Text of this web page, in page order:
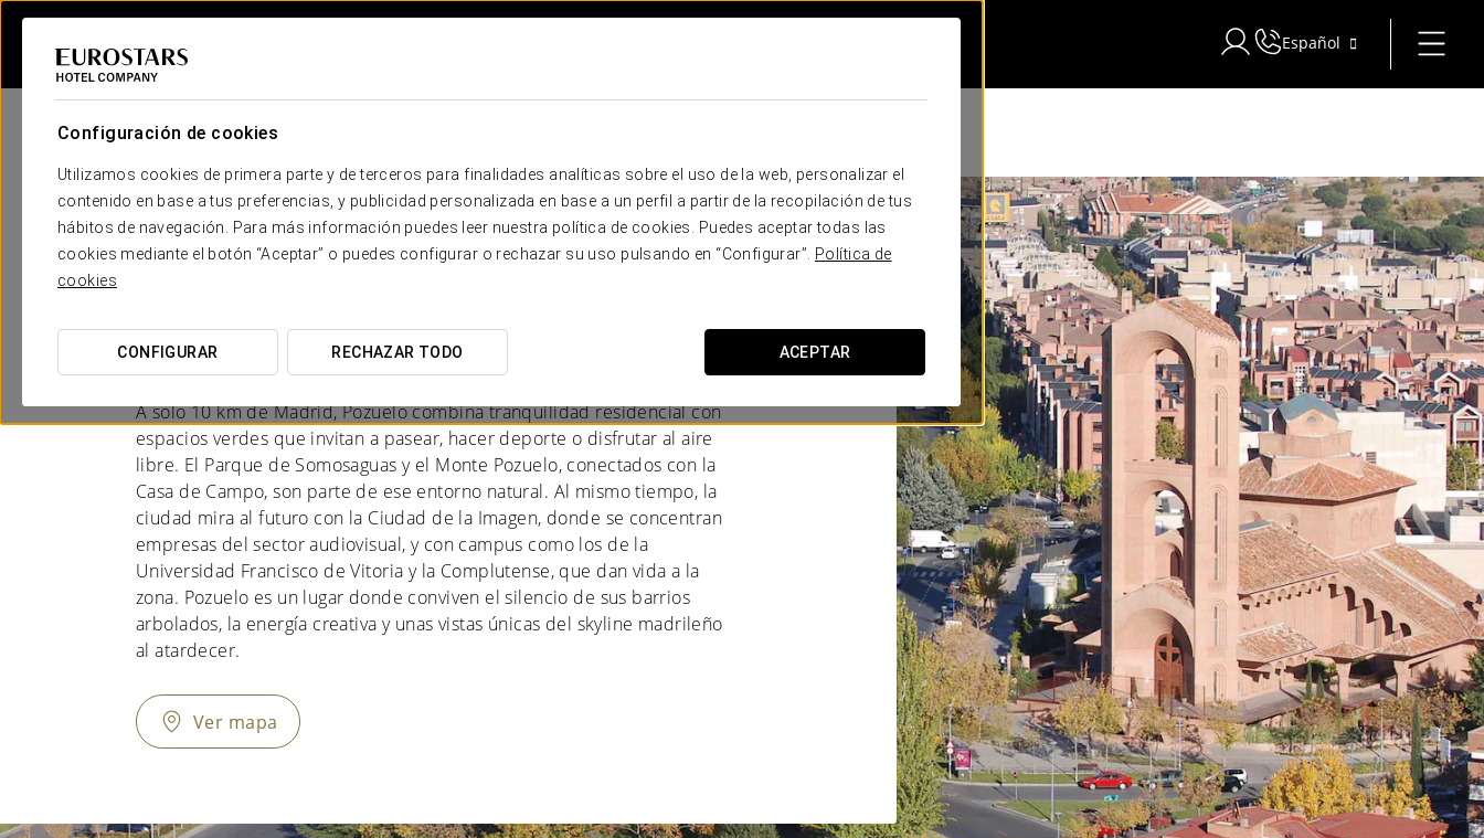
Configuración de cookies
Utilizamos cookies de primera parte y de terceros para finalidades analíticas sobre el uso de la web, personalizar el
contenido en base a tus preferencias, y publicidad personalizada en base a un perfil a partir de la recopilación de tus
hábitos de navegación. Para más información puedes leer nuestra política de cookies. Puedes aceptar todas las
cookies mediante el botón “Aceptar” o puedes configurar o rechazar su uso pulsando en “Configurar”.
Política de
cookies
CONFIGURAR RECHAZAR TODO ACEPTAR
Iniciar sesión en Star Traveler o
Español
Hoteles en Madrid - Pozuelo de
REFUGIO NATURAL A LAS PUERTAS DE MADRID
A solo 10 km de Madrid, Pozuelo combina tranquilidad residencial con
espacios verdes que invitan a pasear, hacer deporte o disfrutar al aire
libre. El Parque de Somosaguas y el Monte Pozuelo, conectados con la
Casa de Campo, son parte de ese entorno natural. Al mismo tiempo, la
ciudad mira al futuro con la Ciudad de la Imagen, donde se concentran
empresas del sector audiovisual, y con campus como los de la
Universidad Francisco de Vitoria y la Complutense, que dan vida a la
zona. Pozuelo es un lugar donde conviven el silencio de sus barrios
arbolados, la energía creativa y unas vistas únicas del skyline madrileño
al atardecer.
Ver mapa